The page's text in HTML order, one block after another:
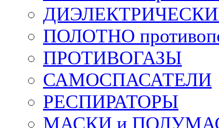
ДИЭЛЕКТРИЧЕСКИЕ
ПОЛОТНО
ПРОТИВОГАЗЫ
САМОСПАСАТЕЛИ
РЕСПИРАТОРЫ
МАСКИ и